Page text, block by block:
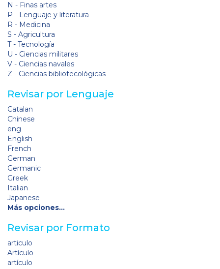
N - Finas artes
P - Lenguaje y literatura
R - Medicina
S - Agricultura
T - Tecnología
U - Ciencias militares
V - Ciencias navales
Z - Ciencias bibliotecológicas
Revisar por Lenguaje
Catalan
Chinese
eng
English
French
German
Germanic
Greek
Italian
Japanese
Más opciones…
Revisar por Formato
articulo
Artículo
artículo